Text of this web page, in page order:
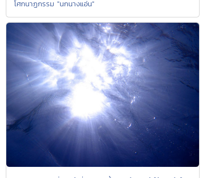
โศกนาฏกรรม "นกนางแอ่น"